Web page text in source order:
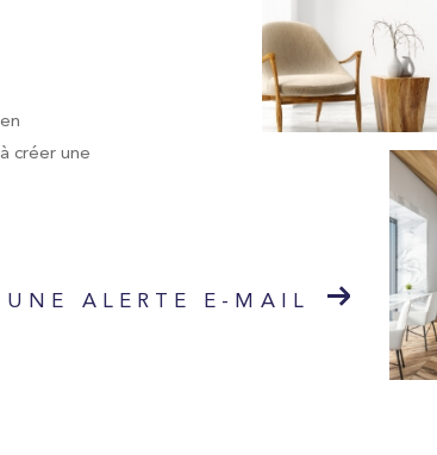
créer une
UNE ALERTE E-MAIL